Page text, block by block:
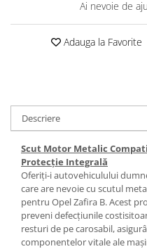
Carlige Jaecoo
Carlige Jeep
Carlige Kia EV4
Carlige Kia EV5
Carlige Kia PV5
Carlige Lada
Carlige Lancia
Ai nevoie de
Adauga la Favorite
Descriere
Scut Motor Metalic
Protecție Integrală
Oferiți-i autovehiculului
care are nevoie cu scutul
pentru Opel Zafira B. Acest
preveni defecțiunile
resturi de pe carosabil,
componentelor vitale ale